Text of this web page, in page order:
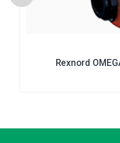
Rexnord